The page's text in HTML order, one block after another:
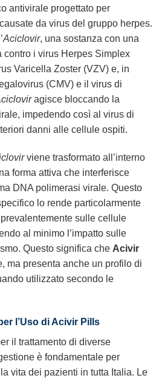
antivirale progettato per
da virus del gruppo herpes.
Aciclovir, una sostanza con una
contro i virus Herpes Simplex
Varicella Zoster (VZV) e, in
(CMV) e il virus di
agisce bloccando la
impedendo così al virus di
danni alle cellule ospiti.
viene trasformato all’interno
forma attiva che interferisce
DNA polimerasi virale. Questo
lo rende particolarmente
sulle cellule
al minimo l’impatto sulle
Questo significa che Acivir
ma presenta anche un profilo di
utilizzato secondo le
l’Uso di Acivir Pills
il trattamento di diverse
è fondamentale per
vita dei pazienti in tutta Italia. Le